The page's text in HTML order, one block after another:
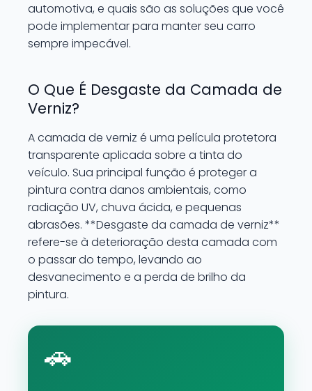
automotiva, e quais são as soluções que você
pode implementar para manter seu carro
sempre impecável.
O Que É Desgaste da Camada de
Verniz?
A camada de verniz é uma película protetora
transparente aplicada sobre a tinta do
veículo. Sua principal função é proteger a
pintura contra danos ambientais, como
radiação UV, chuva ácida, e pequenas
abrasões. **Desgaste da camada de verniz**
refere-se à deterioração desta camada com
o passar do tempo, levando ao
desvanecimento e a perda de brilho da
pintura.
🚗